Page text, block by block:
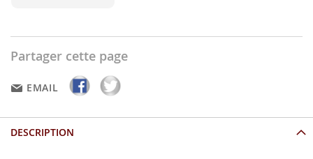
Partager cette page
EMAIL
DESCRIPTION